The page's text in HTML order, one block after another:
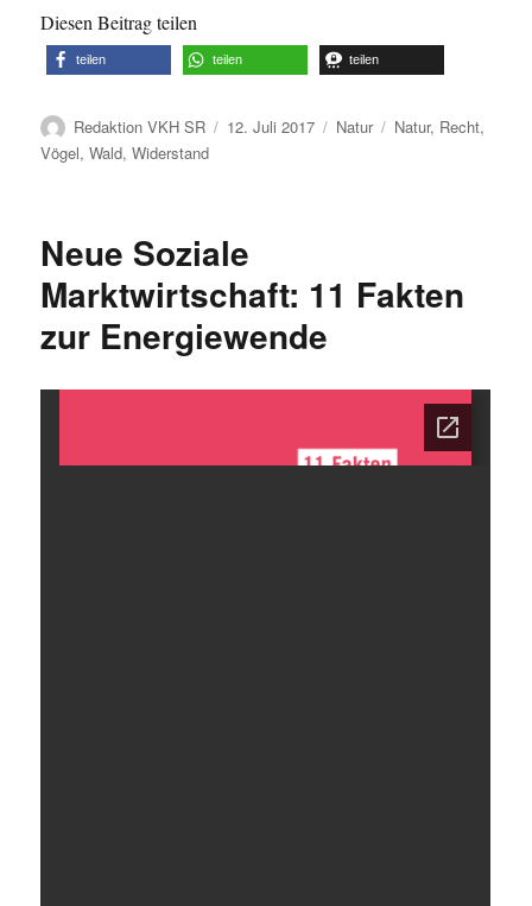
Diesen Beitrag teilen
teilen teilen teilen
Autor
Redaktion VKH SR
Veröffentlicht
12. Juli 2017 Kategorien
Natur Schlagwörter
Natur, Recht,
Vögel,Wald,Widerstand
Neue Soziale
Marktwirtschaft: 11 Fakten
zur Energiewende